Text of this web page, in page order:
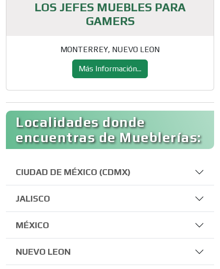
LOS JEFES MUEBLES PARA
GAMERS
MONTERREY, NUEVO LEON
Más Información...
Localidades donde
encuentras de Mueblerías:
CIUDAD DE MÉXICO (CDMX)
JALISCO
MÉXICO
NUEVO LEON